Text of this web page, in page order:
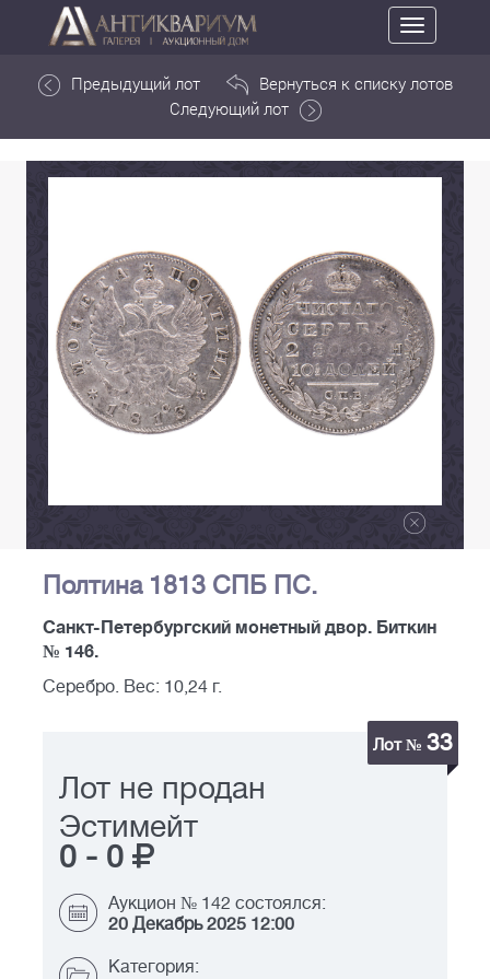
Toggle
navigation
Предыдущий лот
Вернуться к списку лотов
Следующий лот
Полтина 1813 СПБ ПС.
Санкт-Петербургский монетный двор. Биткин
№ 146.
Серебро. Вес: 10,24 г.
Лот № 33
Лот не продан
Эстимейт
0 - 0
Аукцион № 142 состоялся:
20 Декабрь 2025 12:00
Категория: